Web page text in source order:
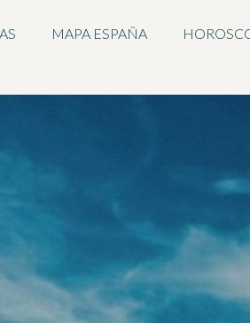
MAPA ESPAÑA